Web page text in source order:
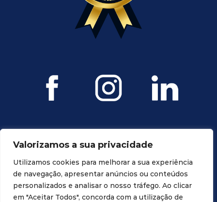
Valorizamos a sua privacidade
Utilizamos cookies para melhorar a sua experiência
de navegação, apresentar anúncios ou conteúdos
personalizados e analisar o nosso tráfego. Ao clicar
em "Aceitar Todos", concorda com a utilização de
Todos os direitos reservados. Propriedade da Ravagnani Dental